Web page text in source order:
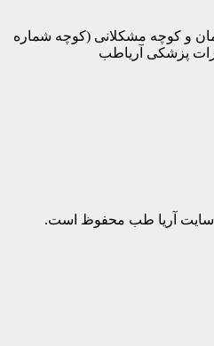
و کوچه مشکلانی (کوچه شماره
سایت آریا طب محفوظ است.